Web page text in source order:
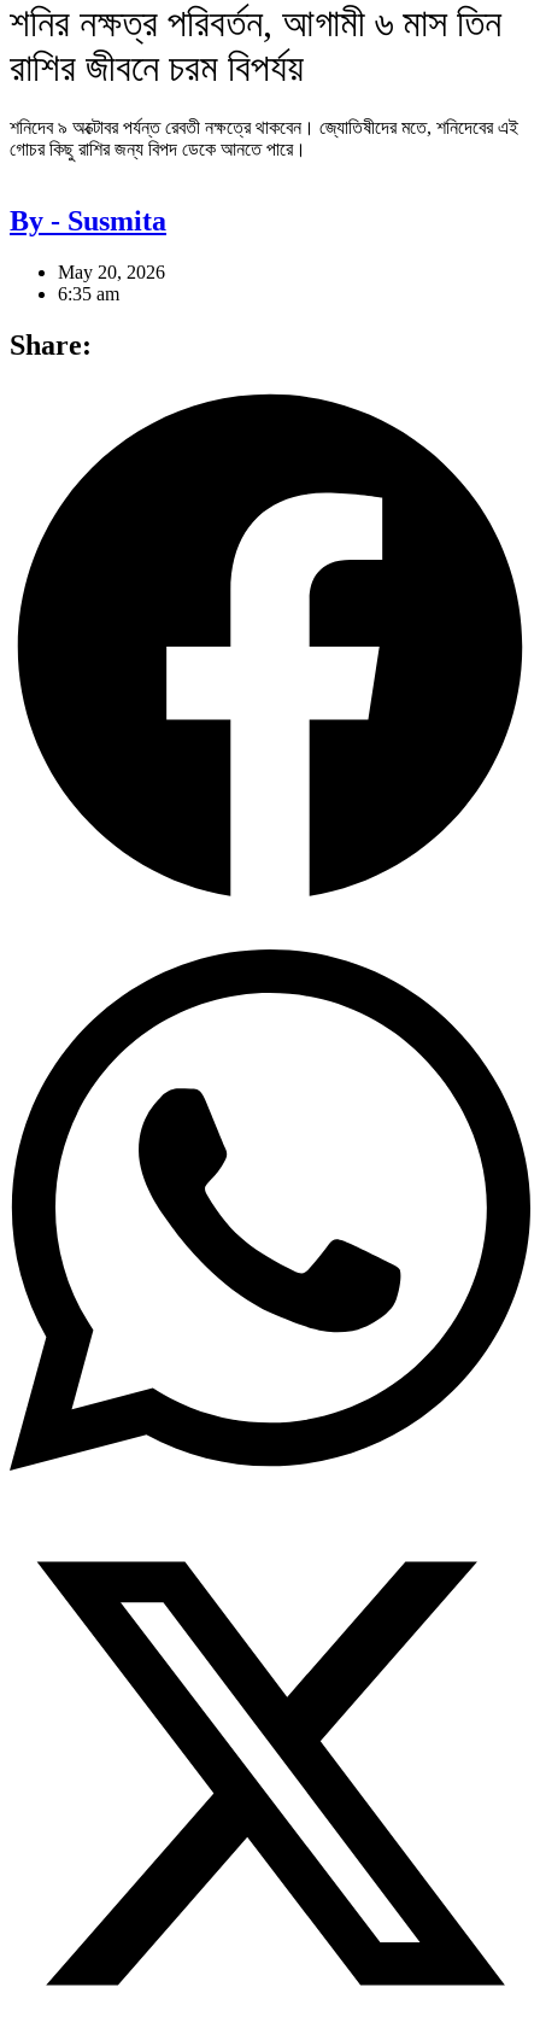
শনির নক্ষত্র পরিবর্তন, আগামী ৬ মাস তিন
রাশির জীবনে চরম বিপর্যয়
শনিদেব ৯ অক্টোবর পর্যন্ত রেবতী নক্ষত্রে থাকবেন। জ্যোতিষীদের মতে, শনিদেবের এই
গোচর কিছু রাশির জন্য বিপদ ডেকে আনতে পারে।
By - Susmita
May 20, 2026
6:35 am
Share: